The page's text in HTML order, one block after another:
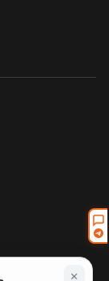
×